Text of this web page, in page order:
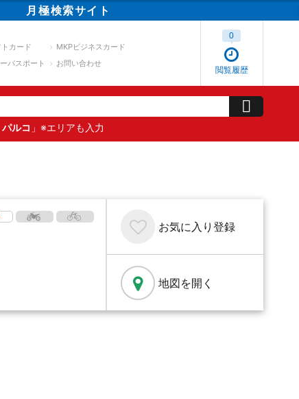
月極検索サイト
カード
MKPビジネスカード
パスポート お問い合わせ
閲覧履歴
0
ルコ 」※エリアも入力
お気に入り 登録
地図を開く